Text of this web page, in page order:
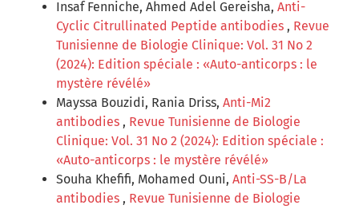
Insaf Fenniche, Ahmed Adel Gereisha, Anti-
Cyclic Citrullinated Peptide antibodies , Revue
Tunisienne de Biologie Clinique: Vol. 31 No 2
(2024): Edition spéciale : «Auto-anticorps : le
mystère révélé»
Mayssa Bouzidi, Rania Driss, Anti-Mi2
antibodies , Revue Tunisienne de Biologie
Clinique: Vol. 31 No 2 (2024): Edition spéciale :
«Auto-anticorps : le mystère révélé»
Souha Khefifi, Mohamed Ouni, Anti-SS-B/La
antibodies , Revue Tunisienne de Biologie